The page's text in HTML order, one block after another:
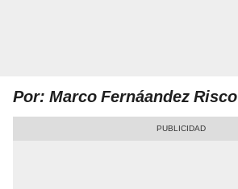
Por: Marco Fernáandez Risco